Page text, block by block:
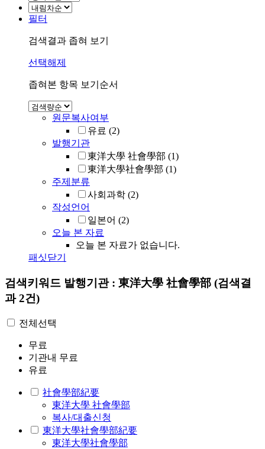
필터
검색결과 좁혀 보기
선택해제
좁혀본 항목 보기순서
원문복사여부
유료 (2)
발행기관
東洋大學 社會學部 (1)
東洋大學社會學部 (1)
주제분류
사회과학 (2)
작성언어
일본어 (2)
오늘 본 자료
오늘 본 자료가 없습니다.
패싯닫기
검색키워드 발행기관 : 東洋大學 社會學部 (검색결
과 2건)
전체선택
무료
기관내 무료
유료
社會學部紀要
東洋大學 社會學部
복사/대출신청
東洋大學社會學部紀要
東洋大學社會學部